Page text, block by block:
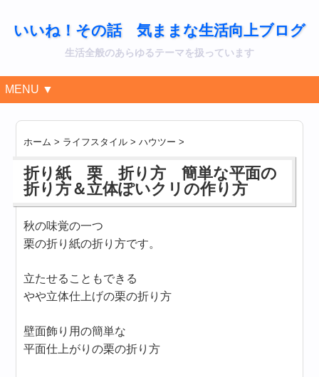
いいね！その話 気ままな生活向上ブログ
生活全般のあらゆるテーマを扱っています
MENU ▼
ホーム > ライフスタイル >ハウツー >
折り紙 栗 折り方 簡単な平面の
折り方＆立体ぽいクリの作り方
秋の味覚の一つ
栗の折り紙の折り方です。
立たせることもできる
やや立体仕上げの栗の折り方
壁面飾り用の簡単な
平面仕上がりの栗の折り方